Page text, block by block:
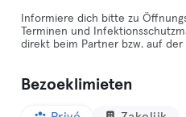
Informiere dich bitte zu
Terminen und
direkt beim Partner bzw. auf der
Bezoeklimieten